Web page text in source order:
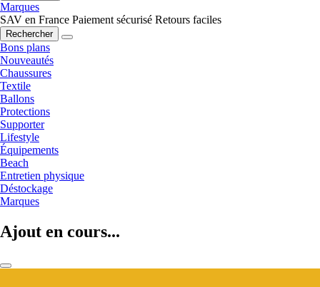
Marques
SAV en France Paiement sécurisé Retours faciles
Rechercher
Bons plans
Nouveautés
Chaussures
Textile
Ballons
Protections
Supporter
Lifestyle
Équipements
Beach
Entretien physique
Déstockage
Marques
Ajout en cours...